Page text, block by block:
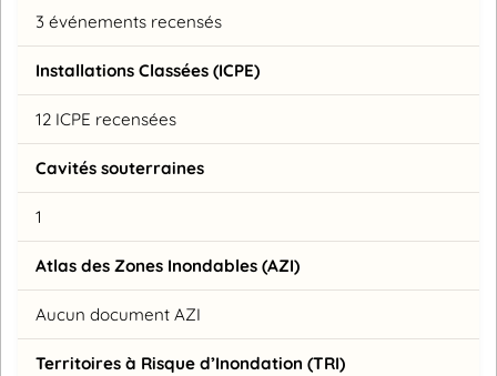
3 événements recensés
Installations Classées (ICPE)
12 ICPE recensées
Cavités souterraines
1
Atlas des Zones Inondables (AZI)
Aucun document AZI
Territoires à Risque d’Inondation (TRI)